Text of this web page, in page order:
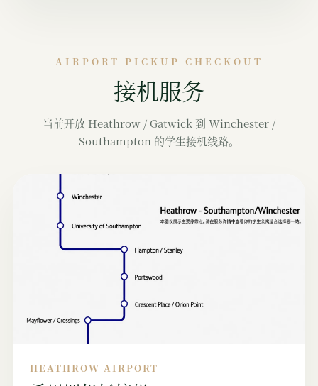
AIRPORT PICKUP CHECKOUT
接机服务
当前开放 Heathrow / Gatwick 到 Winchester /
Southampton 的学生接机线路。
HEATHROW AIRPORT